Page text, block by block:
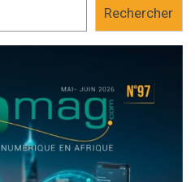
Rechercher